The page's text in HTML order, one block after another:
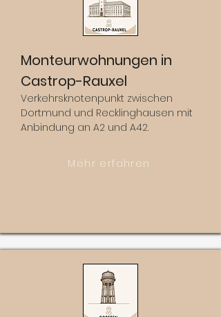
Monteurwohnungen in
Castrop-Rauxel
Verkehrsknotenpunkt zwischen
Dortmund und Recklinghausen mit
Anbindung an A2 und A42.
Mehr erfahren